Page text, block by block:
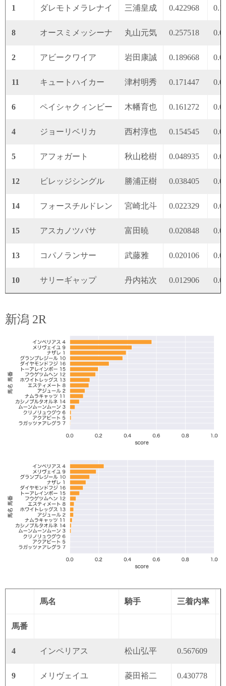
1 ダレモトメラレナイ 三浦皇成 0.422968
8 オースミメッシーナ 丸山元気 0.257518
2 アビークワイア 岩田康誠 0.189668
11 キュートハイカー 津村明秀 0.171447
6 ペイシャクィンビー 木幡育也 0.161272
4 ジョーリベリカ 西村淳也 0.154545
5 アフォガート 秋山稔樹 0.048935
12 ビレッジシングル 勝浦正樹 0.038405
14 フォースチルドレン 宮崎北斗 0.022329
15 アスカノツバサ 富田暁 0.020848
13 コパノランサー 武藤雅 0.020106
10 サリーギャップ 丹内祐次 0.012906
新潟 2R
馬名 騎手 三着内率
馬番
4 インペリアス 松山弘平 0.567609
9 メリヴェイユ 菱田裕二 0.430778